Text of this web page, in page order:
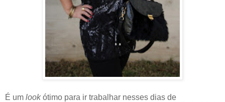
É um lookótimo para ir trabalhar nesses dias de